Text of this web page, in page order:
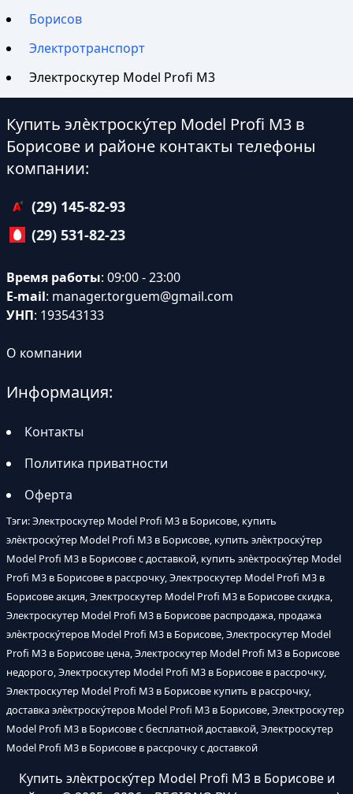
Борисов
Электротранспорт
Электроскутер Model Profi M3
Купить элѐктроску́тер Model Profi M3 в
Борисове и районе контакты телефоны
компании:
(29) 145-82-93
(29) 531-82-23
Время работы: 09:00 - 23:00
E-mail: manager.torguem@gmail.com
УНП: 193543133
О компании
Информация:
Контакты
Политика приватности
Оферта
Тэги: Электроскутер Model Profi M3 в Борисове, купить
элѐктроску́тер Model Profi M3 в Борисове, купить элѐктроску́тер
Model Profi M3 в Борисове с доставкой, купить элѐктроску́тер Model
Profi M3 в Борисове в рассрочку, Электроскутер Model Profi M3 в
Борисове акция, Электроскутер Model Profi M3 в Борисове скидка,
Электроскутер Model Profi M3 в Борисове распродажа, продажа
элѐктроску́теров Model Profi M3 в Борисове, Электроскутер Model
Profi M3 в Борисове цена, Электроскутер Model Profi M3 в Борисове
недорого, Электроскутер Model Profi M3 в Борисове в рассрочку,
Электроскутер Model Profi M3 в Борисове купить в рассрочку,
доставка элѐктроску́теров Model Profi M3 в Борисове, Электроскутер
Model Profi M3 в Борисове с бесплатной доставкой, Электроскутер
Model Profi M3 в Борисове в рассрочку с доставкой
Купить элѐктроску́тер Model Profi M3 в Борисове и